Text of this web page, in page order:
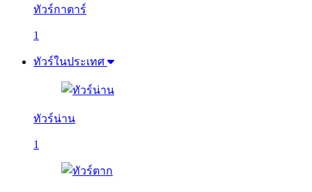
ทัวร์กาตาร์
1
ทัวร์ในประเทศ
ทัวร์น่าน
1